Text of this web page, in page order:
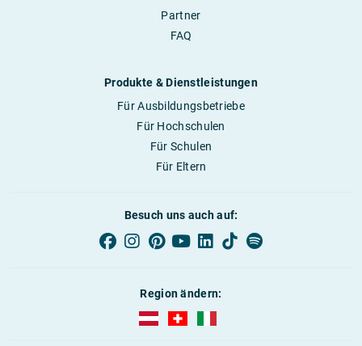
Partner
FAQ
Produkte & Dienstleistungen
Für Ausbildungsbetriebe
Für Hochschulen
Für Schulen
Für Eltern
Besuch uns auch auf:
Region ändern:
AUBI-plus Österreich (deutsch)